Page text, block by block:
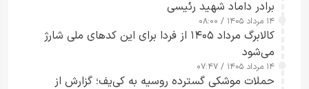
برادر داماد شهید رئیسی
۱۴ مرداد ۱۴۰۵ / ۰۸:۰۰
کالابرگ مرداد ۱۴۰۵ از فردا برای این کدهای ملی شارژ
می‌شود
۱۴ مرداد ۱۴۰۵ / ۰۷:۴۷
حملات موشکی گسترده روسیه به کی‌یف؛ گزارش از